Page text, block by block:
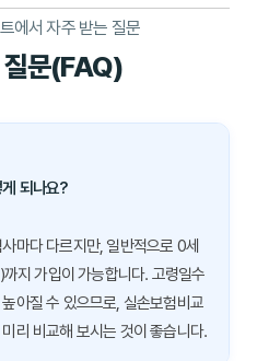
에서 자주 받는 질문
질문(FAQ)
되나요?
마다 다르지만, 일반적으로 0세
지 가입이 가능합니다. 고령일수
아질 수 있으므로, 실손보험비교
리 비교해 보시는 것이 좋습니다.